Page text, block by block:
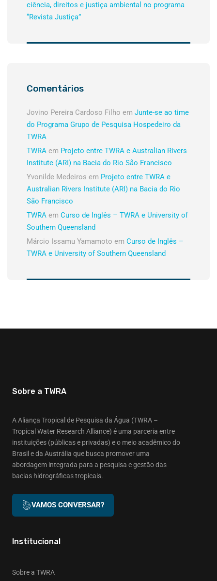
ciência, direitos e justiça ambiental no programa
“Revista Justiça”
Comentários
Jovino Pereira Cardoso Filho em Junte-se ao time
do Programa Grupo de Pesquisa Hospedeiro da
TWRA
TWRA em Projeto entre TWRA e Australian Rivers
Institute (ARI) na Bacia do Rio São Francisco
Yvonilde Medeiros em Projeto entre TWRA e
Australian Rivers Institute (ARI) na Bacia do Rio
São Francisco
TWRA em Curso de Inglês – TWRA e University of
Southern Queensland
Márcio Issamu Yamamoto em Curso de Inglês –
TWRA e University of Southern Queensland
Sobre a TWRA
A Aliança Tropical de Pesquisa da Água (TWRA –
Tropical Water Research Alliance) é uma parceria entre
instituições (públicas e privadas) e o meio acadêmico do
Brasil e da Austrália que busca promover uma
abordagem integrada para a pesquisa e gestão das
bacias hidrográficas tropicais.
VAMOS CONVERSAR?
Institucional
Sobre a TWRA